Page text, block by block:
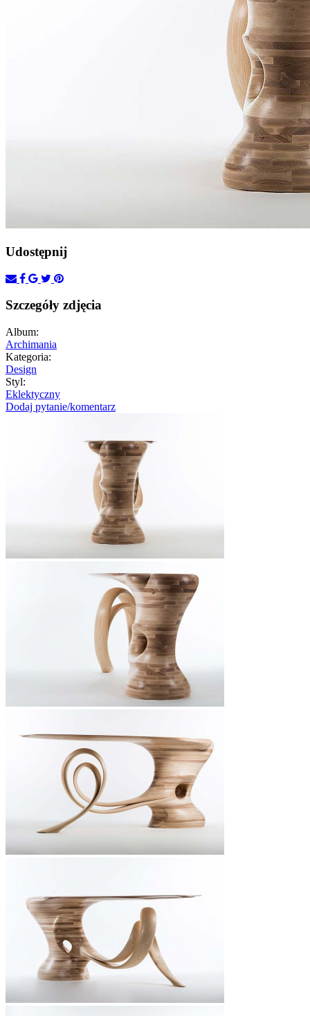
Udostępnij
Szczegóły zdjęcia
Album:
Archimania
Kategoria:
Design
Styl:
Eklektyczny
Dodaj pytanie/komentarz